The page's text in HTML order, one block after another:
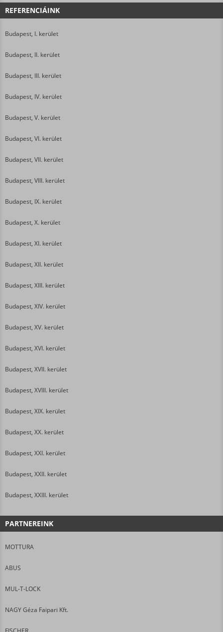
REFERENCIÁINK
Budapest, I. kerület
Budapest, II. kerület
Budapest, III. kerület
Budapest, IV. kerület
Budapest, V. kerület
Budapest, VI. kerület
Budapest, VII. kerület
Budapest, VIII. kerület
Budapest, IX. kerület
Budapest, X. kerület
Budapest, XI. kerület
Budapest, XII. kerület
Budapest, XIII. kerület
Budapest, XIV. kerület
Budapest, XV. kerület
Budapest, XVI. kerület
Budapest, XVII. kerület
Budapest, XVIII. kerület
Budapest, XIX. kerület
Budapest, XX. kerület
Budapest, XXI. kerület
Budapest, XXII. kerület
Budapest, XXIII. kerület
PARTNEREINK
MOTTURA
ABUS
MUL-T-LOCK
NAGY Géza Faipari Kft.